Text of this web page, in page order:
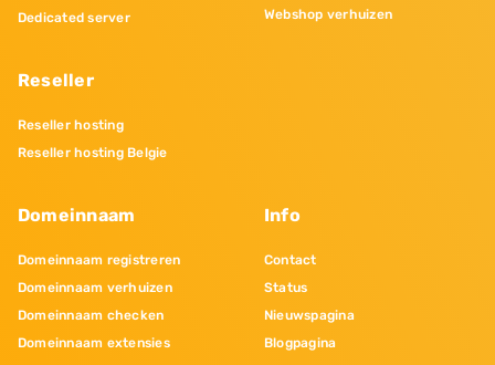
Dedicated server
Reseller
Reseller hosting
Reseller hosting Belgie
Webshop verhuizen
Domeinnaam
Domeinnaam registreren
Domeinnaam verhuizen
Domeinnaam checken
Domeinnaam extensies
Info
Contact
Status
Nieuwspagina
Blogpagina